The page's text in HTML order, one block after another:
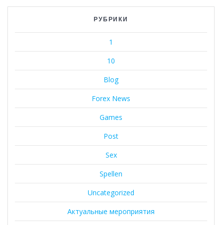
РУБРИКИ
1
10
Blog
Forex News
Games
Post
Sex
Spellen
Uncategorized
Актуальные мероприятия